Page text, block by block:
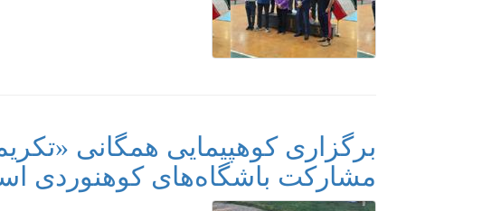
برگزاری کوهپیمایی همگانی
مشارکت باشگاه‌های کوهنوردی